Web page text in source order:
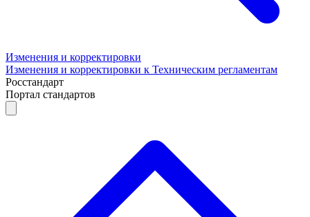
Изменения и корректировки
Изменения и корректировки к Техническим регламентам
Росстандарт
Портал стандартов